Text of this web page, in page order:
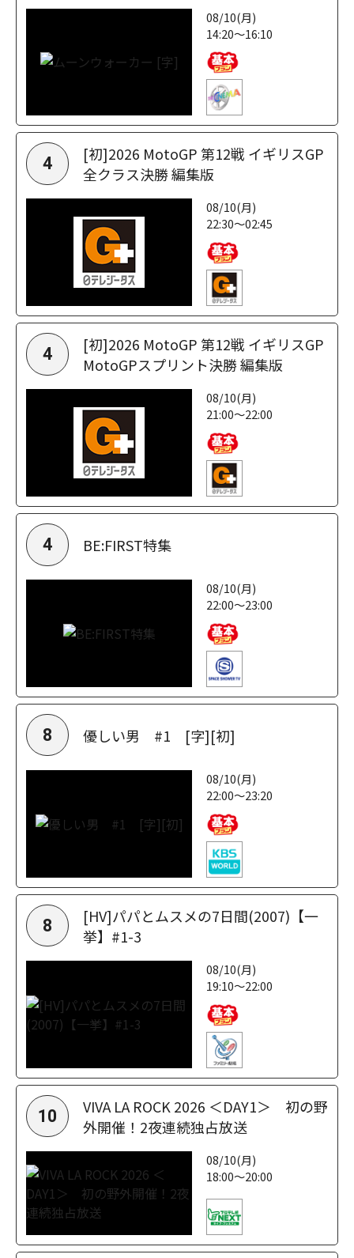
08/10(月)
14:20～16:10
4
[初]2026 MotoGP 第12戦 イギリスGP
全クラス決勝 編集版
08/10(月)
22:30～02:45
4
[初]2026 MotoGP 第12戦 イギリスGP
MotoGPスプリント決勝 編集版
08/10(月)
21:00～22:00
4 BE:FIRST特集
08/10(月)
22:00～23:00
8 優しい男 #1 [字][初]
08/10(月)
22:00～23:20
8
[HV]パパとムスメの7日間(2007)【一
挙】#1-3
08/10(月)
19:10～22:00
10
VIVA LA ROCK 2026 ＜DAY1＞ 初の野
外開催！2夜連続独占放送
08/10(月)
18:00～20:00